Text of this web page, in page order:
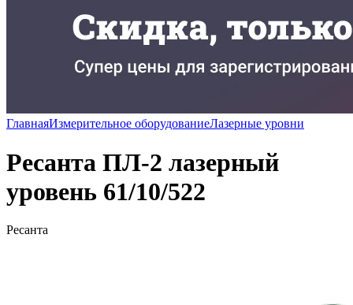
ГлавнаяИзмерительное оборудованиеЛазерные уровни
Ресанта ПЛ-2 лазерный
уровень 61/10/522
Ресанта